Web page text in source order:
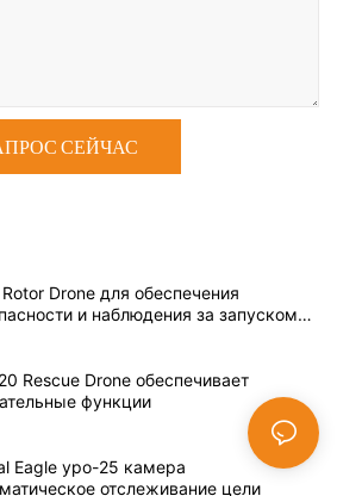
СЕЙЧАС
Drone для обеспечения
и наблюдения за запуском
Rescue Drone обеспечивает
функции
Eagle ypo-25 камера
отслеживание цели